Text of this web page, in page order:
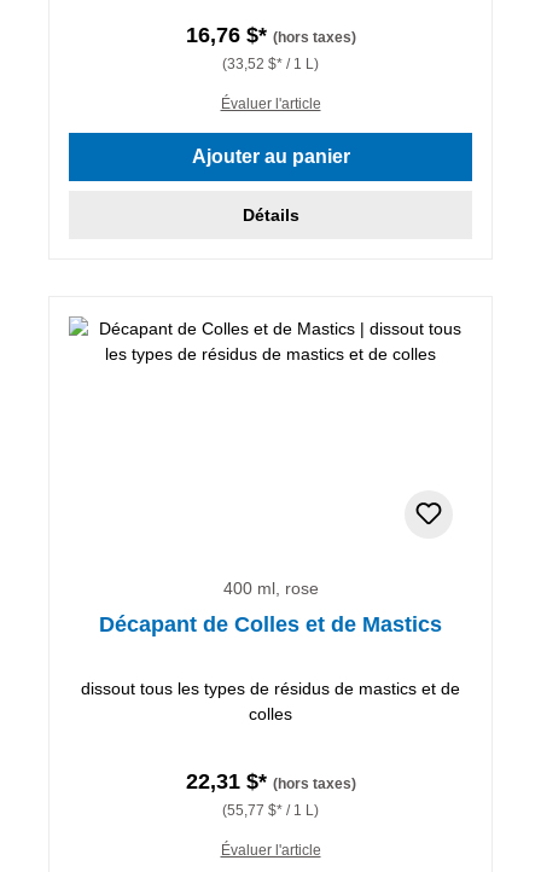
16,76 $* (hors taxes)
(33,52 $* / 1 L)
Évaluer l'article
Ajouter au panier
Détails
400 ml, rose
Décapant de Colles et de Mastics
dissout tous les types de résidus de mastics et de
colles
22,31 $* (hors taxes)
(55,77 $* / 1 L)
Évaluer l'article